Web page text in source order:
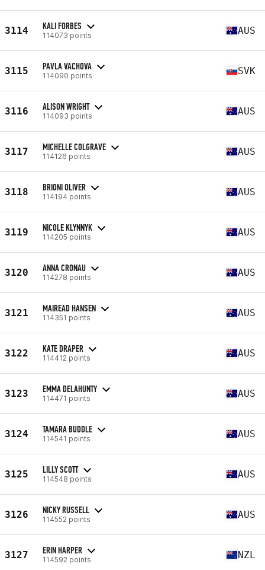
3114 KALI FORBES
114073 points AUS
3115 PAVLA VACHOVA
114090 points SVK
3116 ALISON WRIGHT
114093 points AUS
3117 MICHELLE COLGRAVE
114126 points AUS
3118 BRIONI OLIVER
114194 points AUS
3119 NICOLE KLYNNYK
114205 points AUS
3120 ANNA CRONAU
114278 points AUS
3121 MAIREAD HANSEN
114351 points AUS
3122 KATE DRAPER
114412 points AUS
3123 EMMA DELAHUNTY
114471 points AUS
3124 TAMARA BUDDLE
114541 points AUS
3125 LILLY SCOTT
114548 points AUS
3126 NICKY RUSSELL
114552 points AUS
3127 ERIN HARPER
114592 points NZL